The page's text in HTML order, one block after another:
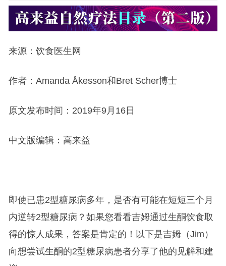
来源：饮食医生网
作者：Amanda Åkesson和Bret Scher博士
原文发布时间：2019年9月16日
中文版编辑：高来益
即使已患2型糖尿病多年，是否有可能在短短三个月
内逆转2型糖尿病？如果您看看吉姆通过生酮饮食取
得的惊人成果，答案是肯定的！以下是吉姆（Jim）
向想尝试生酮的2型糖尿病患者分享了他的见解和建